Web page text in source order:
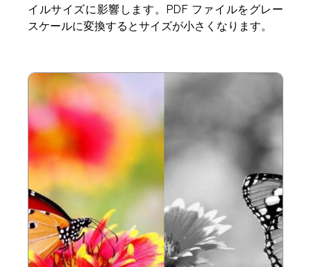
イルサイズに影響します。PDF ファイルをグレー
スケールに変換するとサイズが小さくなります。